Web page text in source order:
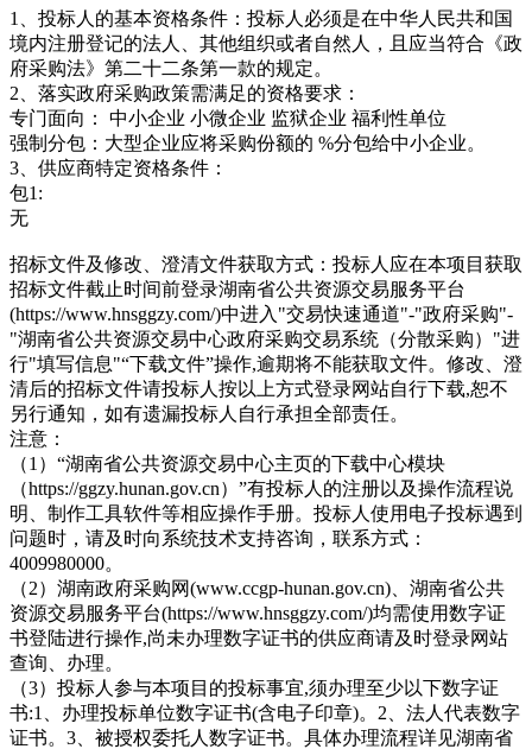
1、投标人的基本资格条件：投标人必须是在中华人民共和国
境内注册登记的法人、其他组织或者自然人，且应当符合《政
府采购法》第二十二条第一款的规定。
2、落实政府采购政策需满足的资格要求：
专门面向： 中小企业 小微企业 监狱企业 福利性单位
强制分包：大型企业应将采购份额的 %分包给中小企业。
3、供应商特定资格条件：
包1:
无
招标文件及修改、澄清文件获取方式：投标人应在本项目获取
招标文件截止时间前登录湖南省公共资源交易服务平台
(https://www.hnsggzy.com/)中进入"交易快速通道"-"政府采购"-
"湖南省公共资源交易中心政府采购交易系统（分散采购）"进
行"填写信息"“下载文件”操作,逾期将不能获取文件。修改、澄
清后的招标文件请投标人按以上方式登录网站自行下载,恕不
另行通知，如有遗漏投标人自行承担全部责任。
注意：
（1）“湖南省公共资源交易中心主页的下载中心模块
（https://ggzy.hunan.gov.cn）”有投标人的注册以及操作流程说
明、制作工具软件等相应操作手册。投标人使用电子投标遇到
问题时，请及时向系统技术支持咨询，联系方式：
4009980000。
（2）湖南政府采购网(www.ccgp-hunan.gov.cn)、湖南省公共
资源交易服务平台(https://www.hnsggzy.com/)均需使用数字证
书登陆进行操作,尚未办理数字证书的供应商请及时登录网站
查询、办理。
（3）投标人参与本项目的投标事宜,须办理至少以下数字证
书:1、办理投标单位数字证书(含电子印章)。2、法人代表数字
证书。3、被授权委托人数字证书。具体办理流程详见湖南省